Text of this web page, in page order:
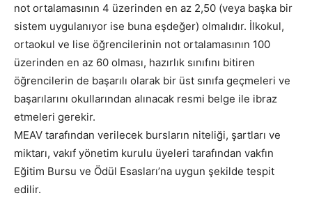
not ortalamasının 4 üzerinden en az 2,50 (veya başka bir
sistem uygulanıyor ise buna eşdeğer) olmalıdır. İlkokul,
ortaokul ve lise öğrencilerinin not ortalamasının 100
üzerinden en az 60 olması, hazırlık sınıfını bitiren
öğrencilerin de başarılı olarak bir üst sınıfa geçmeleri ve
başarılarını okullarından alınacak resmi belge ile ibraz
etmeleri gerekir.
MEAV tarafından verilecek bursların niteliği, şartları ve
miktarı, vakıf yönetim kurulu üyeleri tarafından vakfın
Eğitim Bursu ve Ödül Esasları’na uygun şekilde tespit
edilir.